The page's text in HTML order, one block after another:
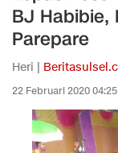
BJ Habibie,
Parepare
Heri |
22 Februari 2020 04:25